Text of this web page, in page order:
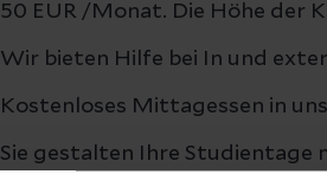
50 EUR /Monat. Die Höhe der
Wir bieten Hilfe bei In und
Kostenloses Mittagessen in
Sie gestalten Ihre Studientage